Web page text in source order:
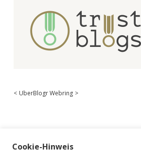
< UberBlogr Webring >
Cookie-Hinweis